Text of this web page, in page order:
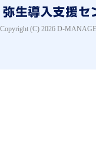
Copyright (C) 2026 D-